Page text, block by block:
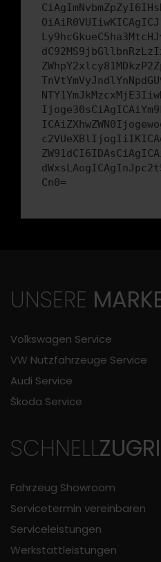
Cn0=
UNSERE
Volkswagen Service
VW Nutzfahrzeuge Service
Audi Service
Škoda Service
SCHNELL
Fahrzeug Showroom
Servicetermin vereinbaren
Serviceleistungen
Werkstattleistungen